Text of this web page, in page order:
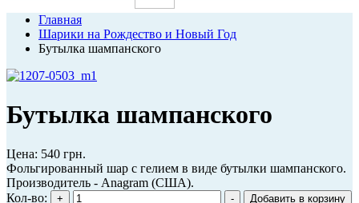
Главная
Шарики на Рождество и Новый Год
Бутылка шампанского
Бутылка шампанского
Цена: 540 грн.
Фольгированный шар с гелием в виде бутылки шампанского.
Производитель - Anagram (США).
Кол-во: